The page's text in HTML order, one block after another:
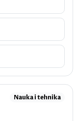
Nauka i tehnika